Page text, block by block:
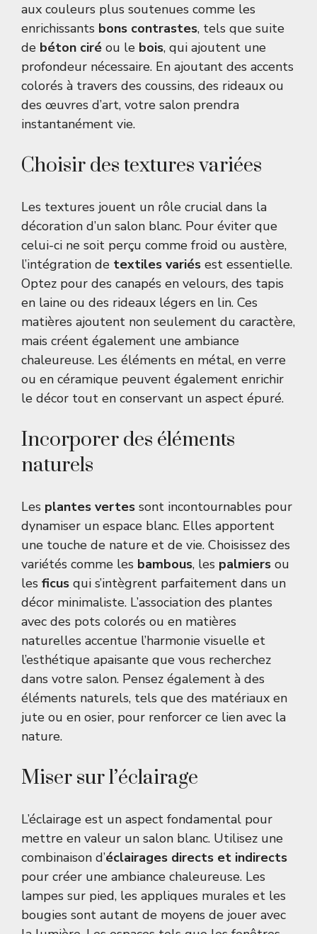
aux couleurs plus soutenues comme les
enrichissants bons contrastes, tels que suite
de béton ciré ou le bois, qui ajoutent une
profondeur nécessaire. En ajoutant des accents
colorés à travers des coussins, des rideaux ou
des œuvres d’art, votre salon prendra
instantanément vie.
Choisir des textures variées
Les textures jouent un rôle crucial dans la
décoration d’un salon blanc. Pour éviter que
celui-ci ne soit perçu comme froid ou austère,
l’intégration de textiles variés est essentielle.
Optez pour des canapés en velours, des tapis
en laine ou des rideaux légers en lin. Ces
matières ajoutent non seulement du caractère,
mais créent également une ambiance
chaleureuse. Les éléments en métal, en verre
ou en céramique peuvent également enrichir
le décor tout en conservant un aspect épuré.
Incorporer des éléments
naturels
Les plantes vertes sont incontournables pour
dynamiser un espace blanc. Elles apportent
une touche de nature et de vie. Choisissez des
variétés comme les bambous, les palmiers ou
les ficus qui s’intègrent parfaitement dans un
décor minimaliste. L’association des plantes
avec des pots colorés ou en matières
naturelles accentue l’harmonie visuelle et
l’esthétique apaisante que vous recherchez
dans votre salon. Pensez également à des
éléments naturels, tels que des matériaux en
jute ou en osier, pour renforcer ce lien avec la
nature.
Miser sur l’éclairage
L’éclairage est un aspect fondamental pour
mettre en valeur un salon blanc. Utilisez une
combinaison d’éclairages directs et indirects
pour créer une ambiance chaleureuse. Les
lampes sur pied, les appliques murales et les
bougies sont autant de moyens de jouer avec